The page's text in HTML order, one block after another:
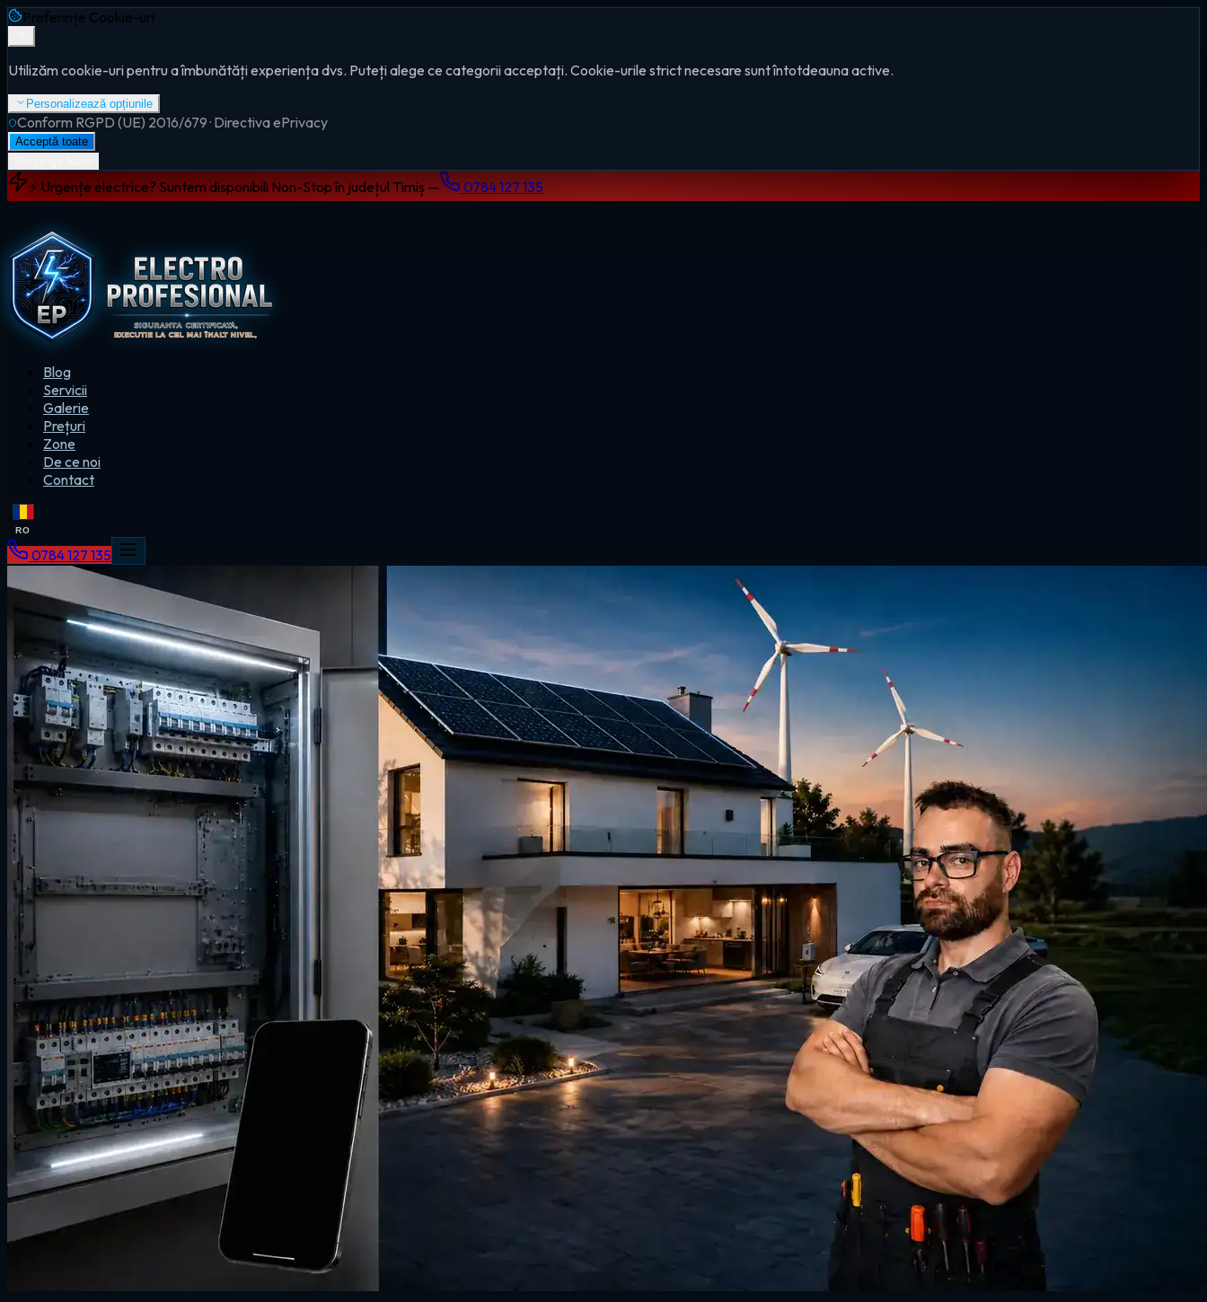
Preferințe Cookie-uri
Utilizăm cookie-uri pentru a îmbunătăți experiența dvs. Puteți alege ce categorii acceptați. Cookie-urile strict necesare sunt întotdeauna active.
Personalizează opțiunile
Conform RGPD (UE) 2016/679 · Directiva ePrivacy
Acceptă toate
⚡ Urgențe electrice? Suntem disponibili Non-Stop în județul Timiș — 0784 127 135
Blog
Servicii
Galerie
Prețuri
Zone
De ce noi
Contact
RO
0784 127 135